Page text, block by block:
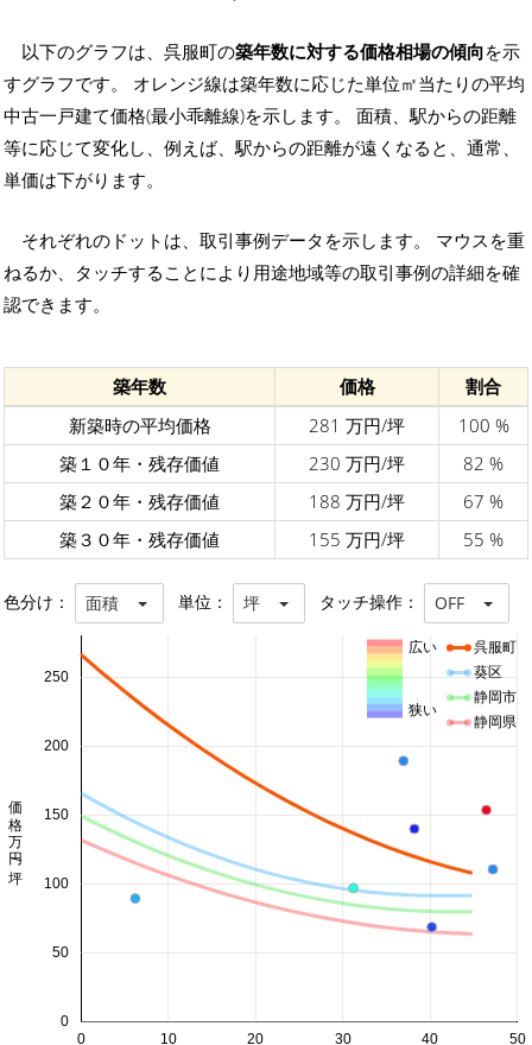
以下のグラフは、呉服町の築年数に対する価格相場の傾向を示
すグラフです。 オレンジ線は築年数に応じた単位㎡当たりの平均
中古一戸建て価格(最小乖離線)を示します。 面積、駅からの距離
等に応じて変化し、例えば、駅からの距離が遠くなると、通常、
単価は下がります。
それぞれのドットは、取引事例データを示します。 マウスを重
ねるか、タッチすることにより用途地域等の取引事例の詳細を確
認できます。
築年数 価格
割合
新築時の平均価格
281 万円/坪
100 %
築１０年・残存価値
230 万円/坪
82 %
築２０年・残存価値
188 万円/坪
67 %
築３０年・残存価値
155 万円/坪 55 %
色分け： 面積 単位： 坪 タッチ操作： OFF
0 10 20 30 40 50
0
50
100
150
200
250
価格 万円/坪
呉服町
葵区
静岡市
静岡県
広い
狭い